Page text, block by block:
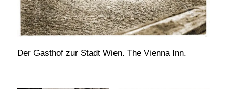
Der Gasthof zur Stadt Wien. The Vienna Inn.